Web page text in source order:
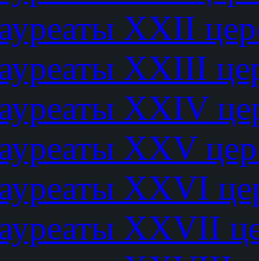
XXII
XXIII
XXIV
XXV
XXVI
XXVII